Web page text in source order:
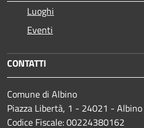
Luoghi
Eventi
CONTATTI
Comune di Albino
Piazza Libertà, 1 - 24021 - Albino
Codice Fiscale: 00224380162